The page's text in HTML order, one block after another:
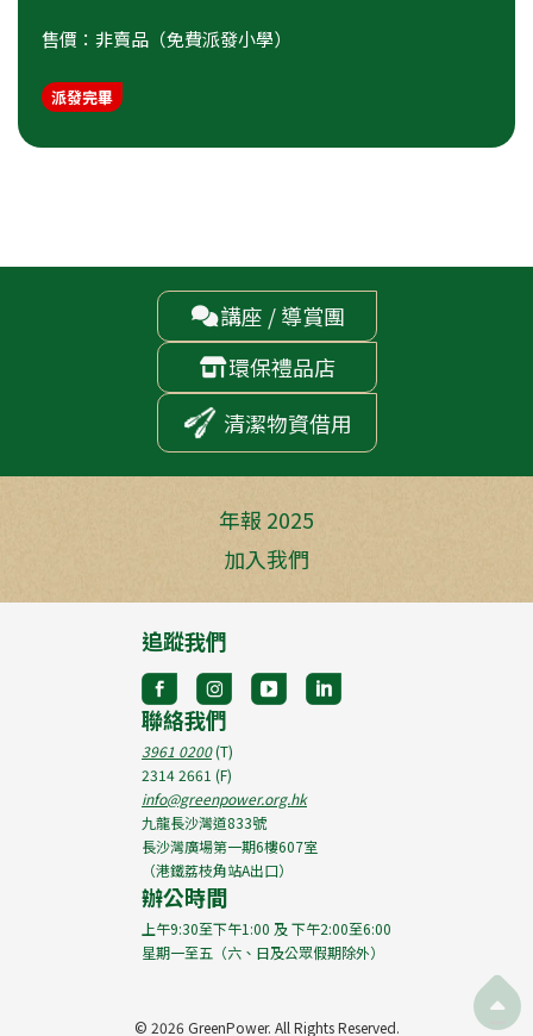
售價：非賣品（免費派發小學）
派發完畢
講座 / 導賞團
環保禮品店
清潔物資借用
年報 2025
加入我們
追蹤我們
聯絡我們
3961 0200(T)
2314 2661 (F)
info@greenpower.org.hk
九龍長沙灣道833號
長沙灣廣場第一期6樓607室
（港鐵荔枝角站A出口）
辦公時間
上午9:30至下午1:00 及 下午2:00至6:00
星期一至五（六、日及公眾假期除外）
© 2026 GreenPower. All Rights Reserved.
